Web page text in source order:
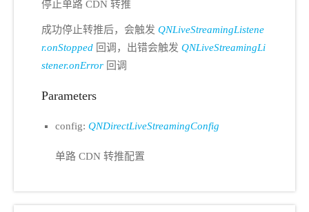
停止单路 CDN 转推
成功停止转推后，会触发 QNLiveStreamingListene
r.onStopped 回调，出错会触发 QNLiveStreamingLi
stener.onError 回调
Parameters
config: QNDirectLiveStreamingConfig
单路 CDN 转推配置